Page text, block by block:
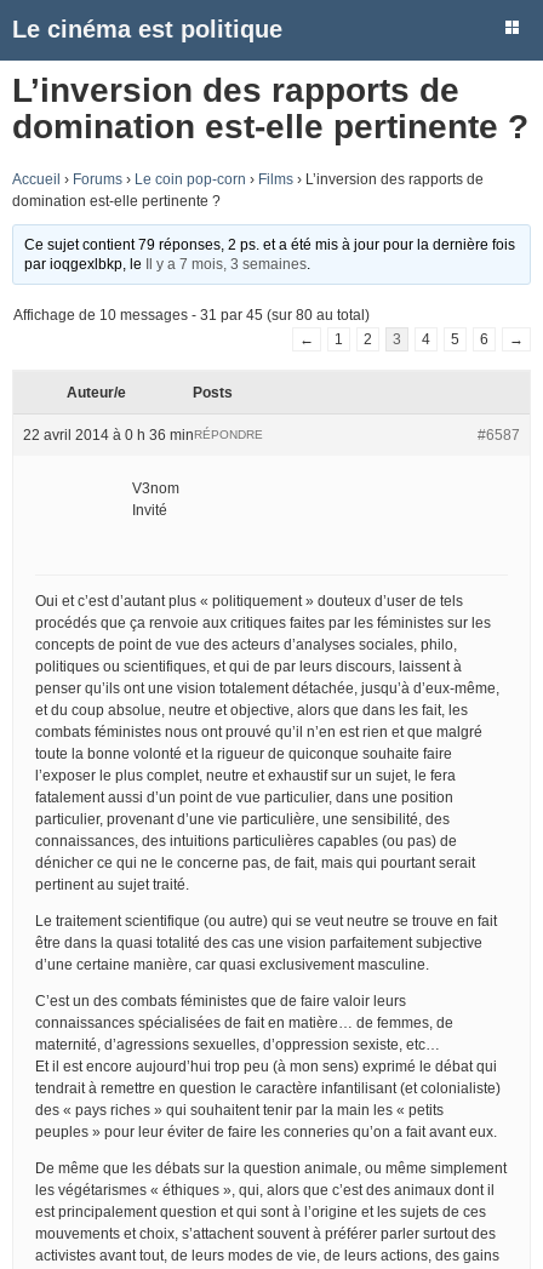
Le cinéma est politique
L’inversion des rapports de
domination est-elle pertinente ?
Accueil › Forums › Le coin pop-corn › Films › L’inversion des rapports de
domination est-elle pertinente ?
Ce sujet contient 79 réponses, 2 ps. et a été mis à jour pour la dernière fois
parioqgexlbkp , le Il y a 7 mois, 3 semaines
Affichage de 10 messages - 31 par 45 (sur 80 au total)
←
1 2 3 4 5 6 →
Auteur/e Posts
22 avril 2014 à 0 h 36 min #6587
RÉPONDRE
V3nom
Invité
Oui et c’est d’autant plus « politiquement » douteux d’user de tels
procédés que ça renvoie aux critiques faites par les féministes sur les
concepts de point de vue des acteurs d’analyses sociales, philo,
politiques ou scientifiques, et qui de par leurs discours, laissent à
penser qu’ils ont une vision totalement détachée, jusqu’à d’eux-même,
et du coup absolue, neutre et objective, alors que dans les fait, les
combats féministes nous ont prouvé qu’il n’en est rien et que malgré
toute la bonne volonté et la rigueur de quiconque souhaite faire
l’exposer le plus complet, neutre et exhaustif sur un sujet, le fera
fatalement aussi d’un point de vue particulier, dans une position
particulier, provenant d’une vie particulière, une sensibilité, des
connaissances, des intuitions particulières capables (ou pas) de
dénicher ce qui ne le concerne pas, de fait, mais qui pourtant serait
pertinent au sujet traité.
Le traitement scientifique (ou autre) qui se veut neutre se trouve en fait
être dans la quasi totalité des cas une vision parfaitement subjective
d’une certaine manière, car quasi exclusivement masculine.
C’est un des combats féministes que de faire valoir leurs
connaissances spécialisées de fait en matière… de femmes, de
maternité, d’agressions sexuelles, d’oppression sexiste, etc…
Et il est encore aujourd’hui trop peu (à mon sens) exprimé le débat qui
tendrait à remettre en question le caractère infantilisant (et colonialiste)
des « pays riches » qui souhaitent tenir par la main les « petits
peuples » pour leur éviter de faire les conneries qu’on a fait avant eux.
De même que les débats sur la question animale, ou même simplement
les végétarismes « éthiques », qui, alors que c’est des animaux dont il
est principalement question et qui sont à l’origine et les sujets de ces
mouvements et choix, s’attachent souvent à préférer parler surtout des
activistes avant tout, de leurs modes de vie, de leurs actions, des gains